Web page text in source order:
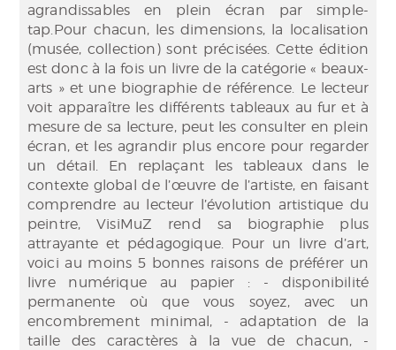
agrandissables en plein écran par simple-
tap.Pour chacun, les dimensions, la localisation
(musée, collection) sont précisées. Cette édition
est donc à la fois un livre de la catégorie « beaux-
arts » et une biographie de référence. Le lecteur
voit apparaître les différents tableaux au fur et à
mesure de sa lecture, peut les consulter en plein
écran, et les agrandir plus encore pour regarder
un détail. En replaçant les tableaux dans le
contexte global de l’œuvre de l’artiste, en faisant
comprendre au lecteur l’évolution artistique du
peintre, VisiMuZ rend sa biographie plus
attrayante et pédagogique. Pour un livre d’art,
voici au moins 5 bonnes raisons de préférer un
livre numérique au papier : - disponibilité
permanente où que vous soyez, avec un
encombrement minimal, - adaptation de la
taille des caractères à la vue de chacun, -